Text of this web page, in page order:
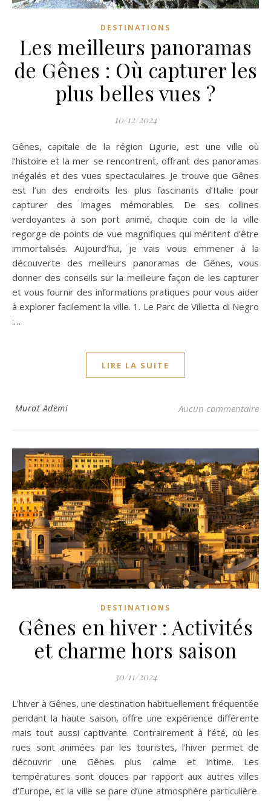
DESTINATIONS
Les meilleurs panoramas
de Gênes : Où capturer les
plus belles vues ?
10/12/2024
Gênes, capitale de la région Ligurie, est une ville où
l’histoire et la mer se rencontrent, offrant des panoramas
inégalés et des vues spectaculaires. Je trouve que Gênes
est l’un des endroits les plus fascinants d’Italie pour
capturer des images mémorables. De ses collines
verdoyantes à son port animé, chaque coin de la ville
regorge de points de vue magnifiques qui méritent d’être
immortalisés. Aujourd’hui, je vais vous emmener à la
découverte des meilleurs panoramas de Gênes, vous
donner des conseils sur la meilleure façon de les capturer
et vous fournir des informations pratiques pour vous aider
à explorer facilement la ville. 1. Le Parc de Villetta di Negro
:…
LIRE LA SUITE
Murat Ademi Aucun commentaire
DESTINATIONS
Gênes en hiver : Activités
et charme hors saison
30/11/2024
L’hiver à Gênes, une destination habituellement fréquentée
pendant la haute saison, offre une expérience différente
mais tout aussi captivante. Contrairement à l’été, où les
rues sont animées par les touristes, l’hiver permet de
découvrir une Gênes plus calme et intime. Les
températures sont douces par rapport aux autres villes
d’Europe, et la ville se pare d’une atmosphère particulière.